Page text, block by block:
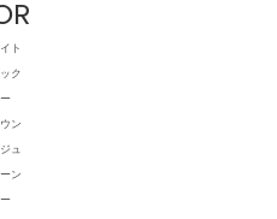
ト
ク
ン
ュ
ン